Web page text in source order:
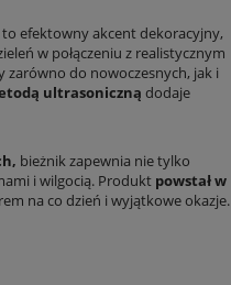
to efektowny akcent dekoracyjny,
w połączeniu z realistycznym
do nowoczesnych, jak i
ultrasoniczną dodaje
bieżnik zapewnia nie tylko
i wilgocią. Produkt powstał w
na co dzień i wyjątkowe okazje.